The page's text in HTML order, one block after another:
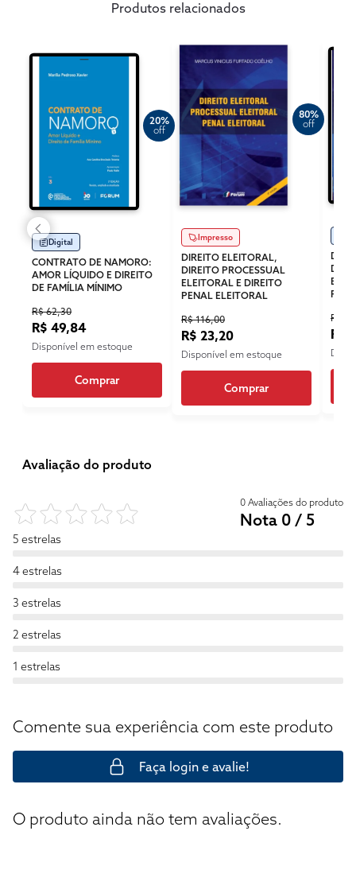
Produtos relacionados
20%
off
Digital
CONTRATO DE NAMORO:
AMOR LÍQUIDO E DIREITO
DE FAMÍLIA MÍNIMO
R$ 62,30
R$ 49,84
Disponível em estoque
Comprar
80%
off
Impresso
DIREITO ELEITORAL,
DIREITO PROCESSUAL
ELEITORAL E DIREITO
PENAL ELEITORAL
R$ 116,00
R$ 23,20
Disponível em estoque
Comprar
R$
R$
Avaliação do produto
0 Avaliações do produto
Nota 0 / 5
5 estrelas
4 estrelas
3 estrelas
2 estrelas
1 estrelas
Comente sua experiência com este produto
Faça login e avalie!
O produto ainda não tem avaliações.